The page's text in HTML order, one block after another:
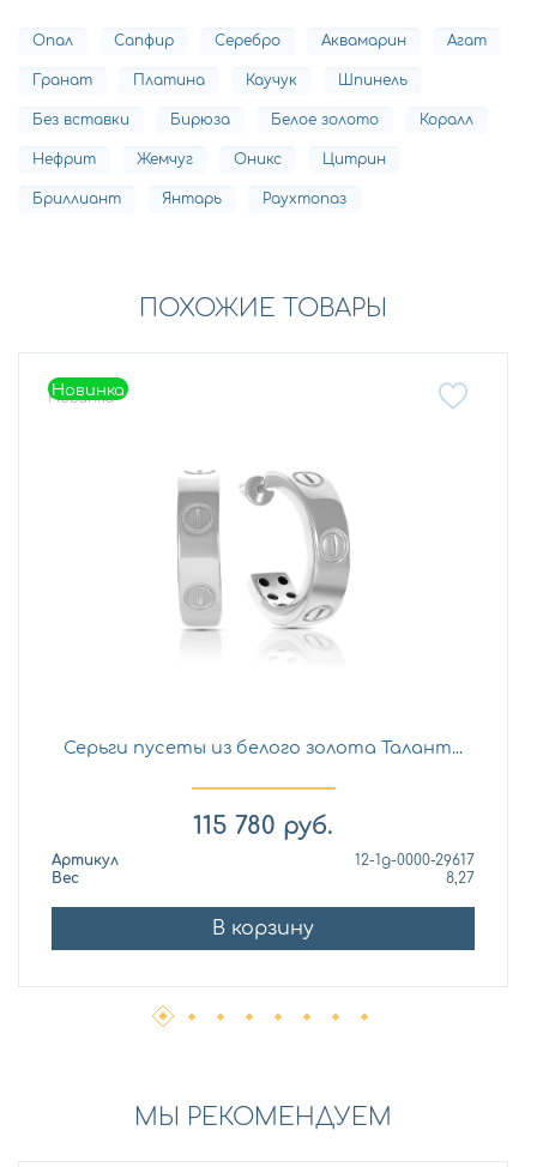
Опал Сапфир Серебро Аквамарин Агат
Гранат Платина Каучук Шпинель
Без вставки Бирюза Белое золото Коралл
Нефрит Жемчуг Оникс Цитрин
Бриллиант Янтарь Раухтопаз
ПОХОЖИЕ ТОВАРЫ
Новинка
Новинка
Серьги пусеты из белого золота Талант...
115 780 руб.
Артикул
12-1д-0000-29617
Вес
8,27
В корзину
МЫ РЕКОМЕНДУЕМ